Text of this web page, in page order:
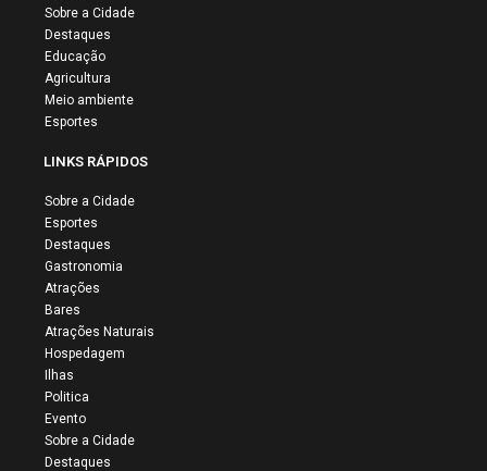
Sobre a Cidade
Destaques
Educação
Agricultura
Meio ambiente
Esportes
LINKS RÁPIDOS
Sobre a Cidade
Esportes
Destaques
Gastronomia
Atrações
Bares
Atrações Naturais
Hospedagem
Ilhas
Politica
Evento
Sobre a Cidade
Destaques